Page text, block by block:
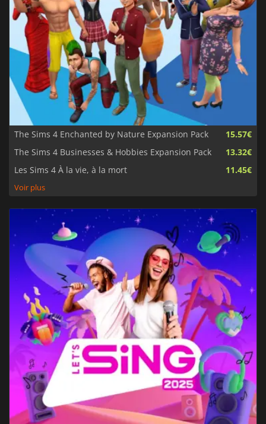
The Sims 4 Enchanted by Nature Expansion Pack
15.57€
The Sims 4 Businesses & Hobbies Expansion Pack
13.32€
Les Sims 4 À la vie, à la mort
11.45€
Voir plus